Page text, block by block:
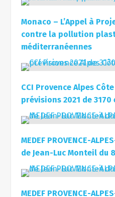
Monaco – L’Appel à
contre la pollution
méditerranéennes
CCI Provence Alpes
prévisions 2021 de
MEDEF PROVENCE-
de Jean-Luc Monteil du
MEDEF PROVENCE-